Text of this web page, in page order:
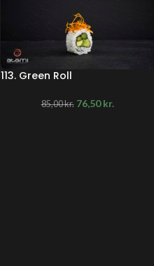
113. Green Roll
85,00kr. 76,50kr.